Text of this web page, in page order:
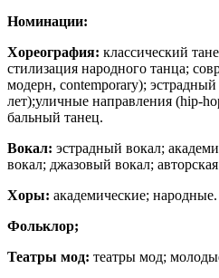
Номинации:
Хореография: классический
стилизация народного танца;
модерн, contemporary);
лет);уличные направления (hip-
бальный танец.
Вокал: эстрадный вокал;
вокал; джазовый вокал;
Хоры: академические; народные.
Фольклор;
Театры мод: театры мод;